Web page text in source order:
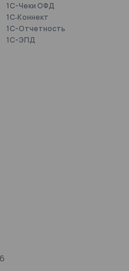
1С-Чеки ОФД
1С‑Коннект
1C-Отчетность
1С-ЭПД